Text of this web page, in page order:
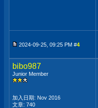
2024-09-25, 09:25 PM #4
bibo987
Junior Member
加入日期: Nov 2016
文章: 740